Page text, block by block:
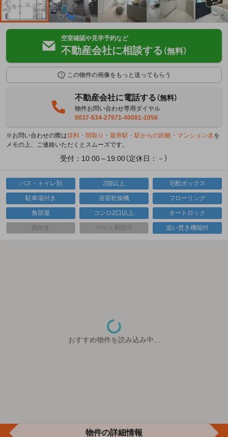
空室確認や見学予約など
不動産会社に相談する （無料）
この物件の画像をもっと送ってもらう
不動産会社に電話する（無料）
物件お問い合わせ専用ダイヤル
0037-634-27971-40081-1056
※お問い合わせの際は賃料・間取り・最寄駅・駅からの距離・マンション名 を
メモの上、ご連絡いただくとスムーズです。
受付：10:00～19:00（定休日：－）
バス・トイレ別 2階以上 宅配ボックス
駐車場付き 浴室乾燥機 フローリング
角部屋 コンロ2口以上 オートロック
南向き ペット相談可 追い焚き機能付
おすすめ物件を読み込み中...
物件の詳細情報